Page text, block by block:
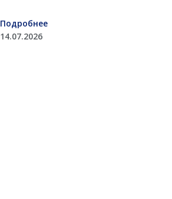
Подробнее
14.07.2026